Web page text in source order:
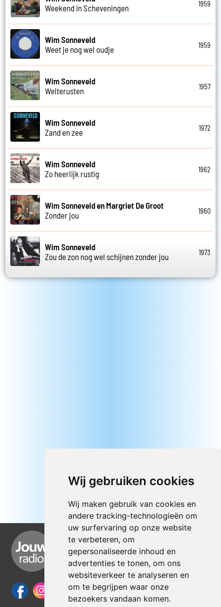
Wij gebruiken cookies
Wij maken gebruik van cookies en
andere tracking-technologieën om
uw surfervaring op onze website
te verbeteren, om
gepersonaliseerde inhoud en
advertenties te tonen, om ons
websiteverkeer te analyseren en
om te begrijpen waar onze
bezoekers vandaan komen.
Weekend in Scheveningen
1959
Wim Sonneveld
Weet je nog wel oudje
1959
Wim Sonneveld
Welterusten
1957
Wim Sonneveld
Zand en zee
1972
Wim Sonneveld
Zo heerlijk rustig
1962
Wim Sonneveld en Margriet De Groot
Zonder jou
1960
Wim Sonneveld
Zou de zon nog wel schijnen zonder jou
1973